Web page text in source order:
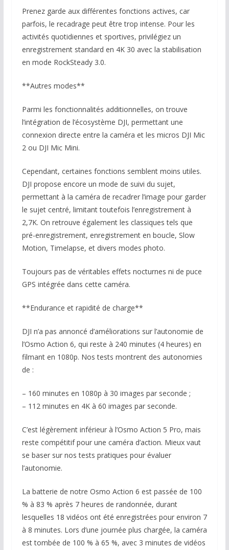
Prenez garde aux différentes fonctions actives, car
parfois, le recadrage peut être trop intense. Pour les
activités quotidiennes et sportives, privilégiez un
enregistrement standard en 4K 30 avec la stabilisation
en mode RockSteady 3.0.
**Autres modes**
Parmi les fonctionnalités additionnelles, on trouve
l’intégration de l’écosystème DJI, permettant une
connexion directe entre la caméra et les micros DJI Mic
2 ou DJI Mic Mini.
Cependant, certaines fonctions semblent moins utiles.
DJI propose encore un mode de suivi du sujet,
permettant à la caméra de recadrer l’image pour garder
le sujet centré, limitant toutefois l’enregistrement à
2,7K. On retrouve également les classiques tels que
pré-enregistrement, enregistrement en boucle, Slow
Motion, Timelapse, et divers modes photo.
Toujours pas de véritables effets nocturnes ni de puce
GPS intégrée dans cette caméra.
**Endurance et rapidité de charge**
DJI n’a pas annoncé d’améliorations sur l’autonomie de
l’Osmo Action 6, qui reste à 240 minutes (4 heures) en
filmant en 1080p. Nos tests montrent des autonomies
de :
– 160 minutes en 1080p à 30 images par seconde ;
– 112 minutes en 4K à 60 images par seconde.
C’est légèrement inférieur à l’Osmo Action 5 Pro, mais
reste compétitif pour une caméra d’action. Mieux vaut
se baser sur nos tests pratiques pour évaluer
l’autonomie.
La batterie de notre Osmo Action 6 est passée de 100
% à 83 % après 7 heures de randonnée, durant
lesquelles 18 vidéos ont été enregistrées pour environ 7
à 8 minutes. Lors d’une journée plus chargée, la caméra
est tombée de 100 % à 65 %, avec 3 minutes de vidéos